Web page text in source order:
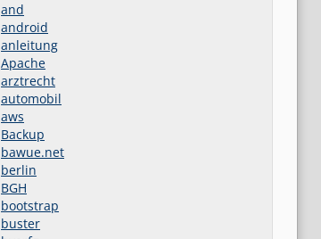
and
android
anleitung
Apache
arztrecht
automobil
aws
Backup
bawue.net
berlin
BGH
bootstrap
buster